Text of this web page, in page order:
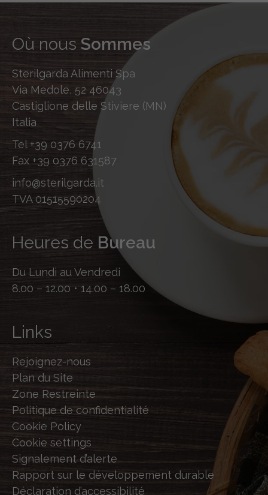
Où nous Sommes
Sterilgarda Alimenti Spa
Via Medole, 52 46043
Castiglione delle Stiviere (MN)
Italia
Tel +39 0376 6741
Fax +39 0376 631587
info@sterilgarda.it
TVA 01515590204
Heures de Bureau
Du Lundi au Vendredi
8.00 – 12.00 • 14.00 – 18.00
Links
Rejoignez-nous
Plan du Site
Zone Restreinte
Politique de confidentialité
Cookie Policy
Cookie settings
Signalement d’alerte
Rapport sur le développement durable
Déclaration d’accessibilité